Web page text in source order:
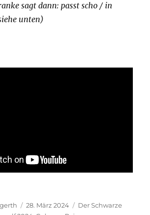
sagt dann: passt scho / in
unten)
Veröffentlicht
28. März 2024 Kategorien
Der Schwarze